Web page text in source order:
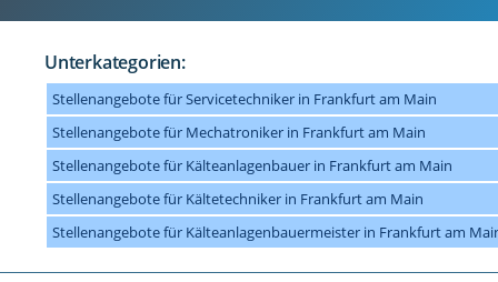
Unterkategorien:
Stellenangebote für Servicetechniker in Frankfurt am Main
Stellenangebote für Mechatroniker in Frankfurt am Main
Stellenangebote für Kälteanlagenbauer in Frankfurt am Main
Stellenangebote für Kältetechniker in Frankfurt am Main
Stellenangebote für Kälteanlagenbauermeister in Frankfurt am